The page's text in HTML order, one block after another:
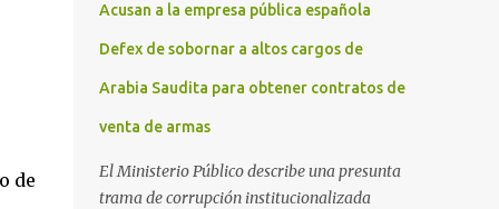
de
Acusan a la empresa pública española
Defex de sobornar a altos cargos de
Arabia Saudita para obtener contratos de
venta de armas
El Ministerio Público describe una presunta
trama de corrupción institucionalizada